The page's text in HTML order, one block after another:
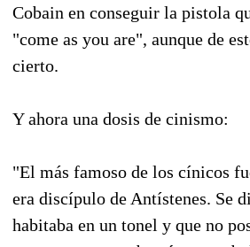
Cobain en conseguir la pistola
"come as you are", aunque de
cierto.
Y ahora una dosis de cinismo:
"El más famoso de los cínicos
era discípulo de Antístenes. Se
habitaba en un tonel y que no